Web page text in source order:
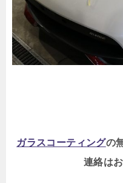
ガラスコーティングの
連絡は